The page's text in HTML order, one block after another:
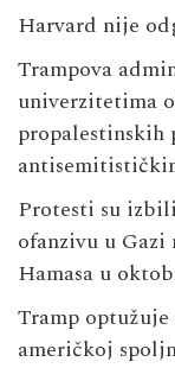
Harvard nije
Trampova
univerzitetima
propalestinskih
Protesti su
ofanzivu u Gazi
Hamasa u
Tramp
američkoj